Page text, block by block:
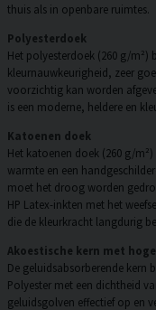
thuis als in openbare ruimtes.
Polyesterdoek
Het polyesterdoek (260 g/
kleurnauwkeurigheid, zeer
voorzichtig kan worden
is een moderne, heldere en
Katoenen doek
Het katoenen doek (260 g/
warmte en een
moet het droog worden
HP Latex-inkten met het
die de kleurkracht langdurig
Akoestische kern met
De geluidsabsorberende
Polyester met een dichtheid
geluidsgolven effectief op en